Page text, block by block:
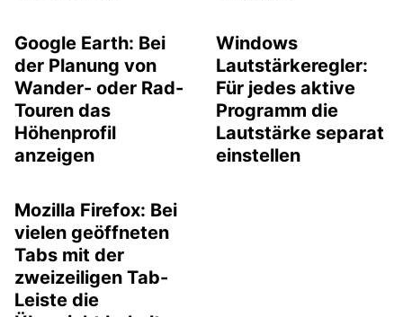
Google Earth: Bei
der Planung von
Wander- oder Rad-
Touren das
Höhenprofil
anzeigen
Windows
Lautstärkeregler:
Für jedes aktive
Programm die
Lautstärke separat
einstellen
Mozilla Firefox: Bei
vielen geöffneten
Tabs mit der
zweizeiligen Tab-
Leiste die